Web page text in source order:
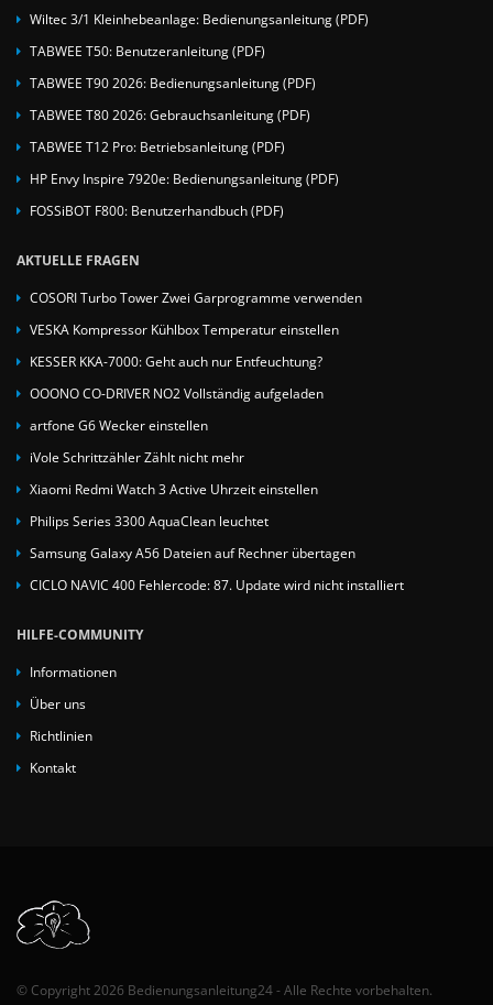
Wiltec 3/1 Kleinhebeanlage: Bedienungsanleitung (PDF)
TABWEE T50: Benutzeranleitung (PDF)
TABWEE T90 2026: Bedienungsanleitung (PDF)
TABWEE T80 2026: Gebrauchsanleitung (PDF)
TABWEE T12 Pro: Betriebsanleitung (PDF)
HP Envy Inspire 7920e: Bedienungsanleitung (PDF)
FOSSiBOT F800: Benutzerhandbuch (PDF)
AKTUELLE FRAGEN
COSORI Turbo Tower Zwei Garprogramme verwenden
VESKA Kompressor Kühlbox Temperatur einstellen
KESSER KKA-7000: Geht auch nur Entfeuchtung?
OOONO CO-DRIVER NO2 Vollständig aufgeladen
artfone G6 Wecker einstellen
iVole Schrittzähler Zählt nicht mehr
Xiaomi Redmi Watch 3 Active Uhrzeit einstellen
Philips Series 3300 AquaClean leuchtet
Samsung Galaxy A56 Dateien auf Rechner übertagen
CICLO NAVIC 400 Fehlercode: 87. Update wird nicht installiert
HILFE-COMMUNITY
Informationen
Über uns
Richtlinien
Kontakt
© Copyright 2026 Bedienungsanleitung24 - Alle Rechte vorbehalten.